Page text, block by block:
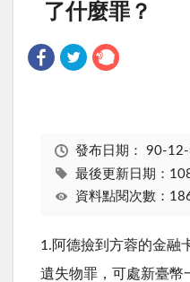
了什麼罪？
發布日期： 90-
最後更新日期：
資料點閱次數：
1.阿德撿到方蓉的金融
遺失物罪，可處新臺幣